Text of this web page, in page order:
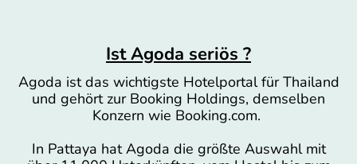
Ist Agoda seriös ?
Agoda ist das wichtigste Hotelportal für Thailand
und gehört zur Booking Holdings, demselben
Konzern wie Booking.com.
In Pattaya hat Agoda die größte Auswahl mit